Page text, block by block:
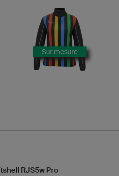
Sur mesure
RJS5w Pro